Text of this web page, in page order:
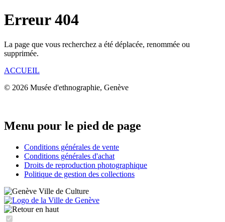
Erreur 404
La page que vous recherchez a été déplacée, renommée ou
supprimée.
ACCUEIL
© 2026 Musée d'ethnographie, Genève
Menu pour le pied de page
Conditions générales de vente
Conditions générales d'achat
Droits de reproduction photographique
Politique de gestion des collections